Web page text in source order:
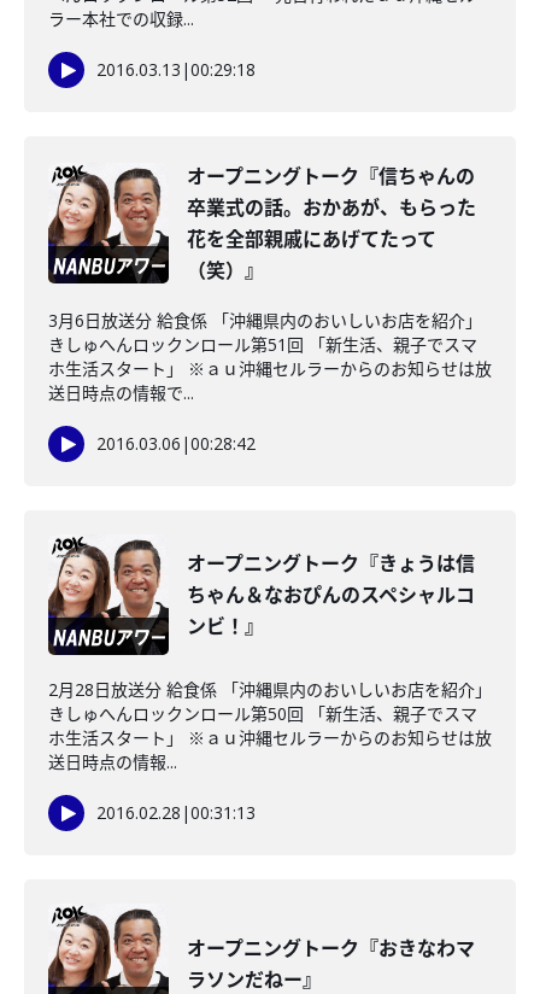
ラー本社での収録...
2016.03.13 |00:29:18
オープニングトーク『信ちゃんの
卒業式の話。おかあが、もらった
花を全部親戚にあげてたって
（笑）』
3月6日放送分 給食係 「沖縄県内のおいしいお店を紹介」
きしゅへんロックンロール第51回 「新生活、親子でスマ
ホ生活スタート」 ※ａｕ沖縄セルラーからのお知らせは放
送日時点の情報で...
2016.03.06 |00:28:42
オープニングトーク『きょうは信
ちゃん＆なおぴんのスペシャルコ
ンビ！』
2月28日放送分 給食係 「沖縄県内のおいしいお店を紹介」
きしゅへんロックンロール第50回 「新生活、親子でスマ
ホ生活スタート」 ※ａｕ沖縄セルラーからのお知らせは放
送日時点の情報...
2016.02.28 |00:31:13
オープニングトーク『おきなわマ
ラソンだねー』